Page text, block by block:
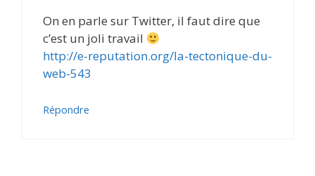
On en parle sur Twitter, il faut dire que
c’est un joli travail
http://e-reputation.org/la-tectonique-du-
web-543
Répondre